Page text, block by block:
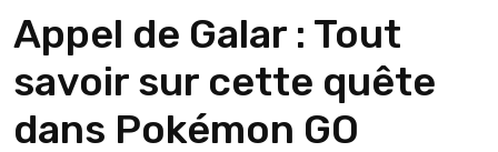
Appel de Galar : Tout
savoir sur cette quête
dans Pokémon GO